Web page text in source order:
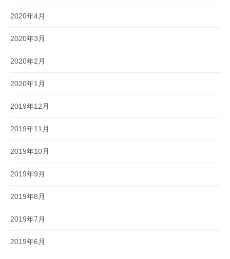
2020年4月
2020年3月
2020年2月
2020年1月
2019年12月
2019年11月
2019年10月
2019年9月
2019年8月
2019年7月
2019年6月